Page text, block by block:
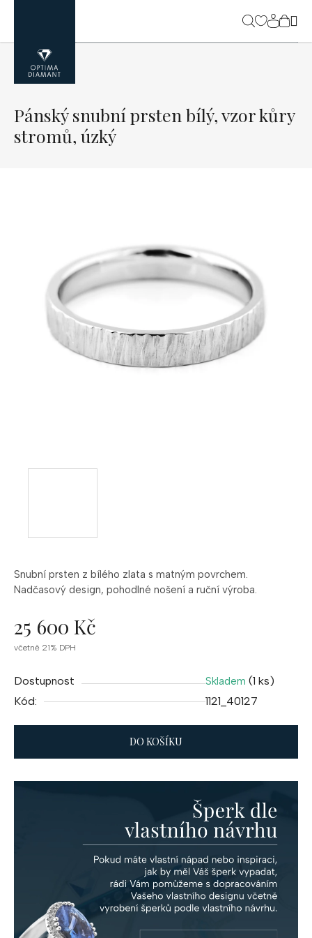
obsah
Snubní prsten z bílého zlata s matným povrchem.
Nadčasový design, pohodlné nošení a ruční výroba.
25 600 Kč
Měrná
včetně 21% DPH
Dostupnost Skladem (1 ks)
Kód:
1121_40127
DO KOŠÍKU
Pánský snubní prsten bílý, vzor kůry
stromů, úzký